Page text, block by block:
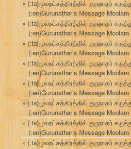
{:ta}மூலநட்சத்திரத்தில் குருநாதர்
{:en}Gurunathar’s Message
{:ta}மூலநட்சத்திரத்தில் குருநாதர்
{:en}Gurunathar’s Message
{:ta}மூலநட்சத்திரத்தில் குருநாதர்
{:en}Gurunathar’s Message
{:ta}மூலநட்சத்திரத்தில் குருநாதர்
{:en}Gurunathar’s Message
{:ta}மூலநட்சத்திரத்தில் குருநாதர்
{:en}Gurunathar’s Message
{:ta}மூலநட்சத்திரத்தில் குருநாதர்
{:en}Gurunathar’s Message
{:ta}மூலநட்சத்திரத்தில் குருநாதர்
{:en}Gurunathar’s Message
{:ta}மூலநட்சத்திரத்தில் குருநாதர்